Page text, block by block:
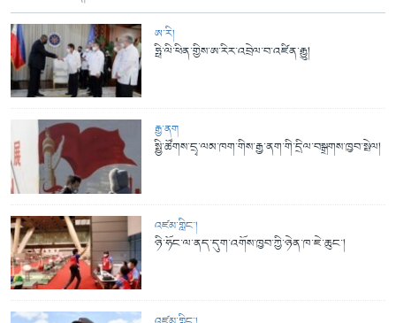
ཨ་རི།
ཧྥི་ལི་ཕིན་གྱིས་ཨ་རིར་འབྲེལ་བ་འཛིན་རྒྱུ།
རྒྱ་ནག
སྤྱི་ཚོགས་དྲྭ་ལམ་ཁག་གིས་རྒྱ་ནག་གི་དྲིལ་བསྒྲགས་ཁྱབ་སྤེལ།
འཛམ་གླིང་།
ཉི་ཧོང་ལ་ནད་དུག་འགོས་ཁྱབ་ཀྱི་ཉེན་ཁ་ཇེ་ཆུང་།